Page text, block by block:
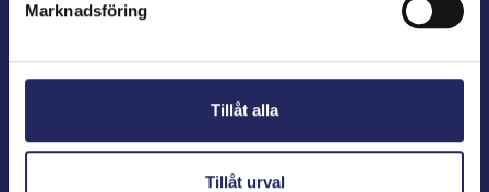
Marknadsföring
Tillåt alla
Tillåt urval
Bölegatan 2
00240 Helsingfors
Kontaktinformation